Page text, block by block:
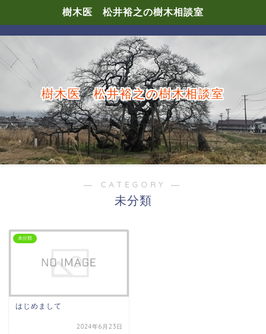
樹木医 松井裕之の樹木相談室
樹木医 松井裕之の樹木相談室
― CATEGORY ―
未分類
未分類
はじめまして
2024年6月23日